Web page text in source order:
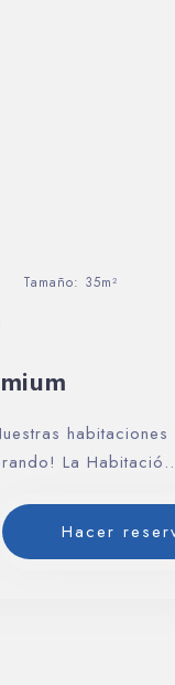
habitaciones
La Habitación
Tamaño: 35m²
Hacer